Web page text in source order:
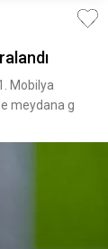
Mobilya
meydana g